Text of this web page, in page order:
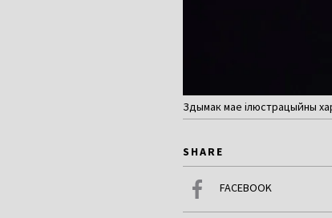
Здымак мае ілюстрацыйны
SHARE
FACEBOOK